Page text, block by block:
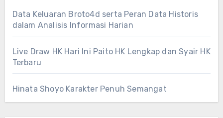
Data Keluaran Broto4d serta Peran Data Historis
dalam Analisis Informasi Harian
Live Draw HK Hari Ini Paito HK Lengkap dan Syair HK
Terbaru
Hinata Shoyo Karakter Penuh Semangat